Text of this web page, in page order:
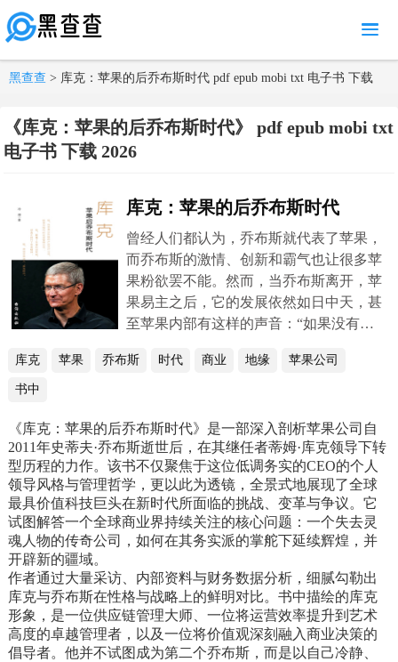
MENU
黑查查 > 库克：苹果的后乔布斯时代 pdf epub mobi txt 电子书 下载
《库克：苹果的后乔布斯时代》 pdf epub mobi txt
电子书 下载 2026
库克：苹果的后乔布斯时代
曾经人们都认为，乔布斯就代表了苹果，
而乔布斯的激情、创新和霸气也让很多苹
果粉欲罢不能。然而，当乔布斯离开，苹
果易主之后，它的发展依然如日中天，甚
至苹果内部有这样的声音：“如果没有蒂
之后，库克成为了苹果的顶梁柱，可能他
苹果攀上了另一个巅峰，甚至这个巅峰，
是乔帮主也无法做到的。而库克，也并非
乔帮主二代，而是在做他自己。他带领的
苹果，也逐渐属于他。
库克 苹果 乔布斯 时代 商业 地缘 苹果公司
书中
《库克：苹果的后乔布斯时代》是一部深入剖析苹果公司自
2011年史蒂夫·乔布斯逝世后，在其继任者蒂姆·库克领导下转
型历程的力作。该书不仅聚焦于这位低调务实的CEO的个人
领导风格与管理哲学，更以此为透镜，全景式地展现了全球
最具价值科技巨头在新时代所面临的挑战、变革与争议。它
试图解答一个全球商业界持续关注的核心问题：一个失去灵
魂人物的传奇公司，如何在其务实派的掌舵下延续辉煌，并
开辟新的疆域。
作者通过大量采访、内部资料与财务数据分析，细腻勾勒出
库克与乔布斯在性格与战略上的鲜明对比。书中描绘的库克
形象，是一位供应链管理大师、一位将运营效率提升到艺术
高度的卓越管理者，以及一位将价值观深刻融入商业决策的
倡导者。他并不试图成为第二个乔布斯，而是以自己冷静、